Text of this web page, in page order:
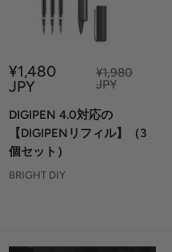
セ
ー
価
格
¥1,480
JPY
定
価
¥1,980
JPY
DIGIPEN 4.0対応の
【DIGIPENリフィル】（3
個セット）
BRIGHT DIY